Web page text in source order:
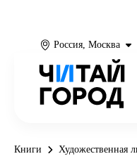
Россия, Москва
Книги Художественная